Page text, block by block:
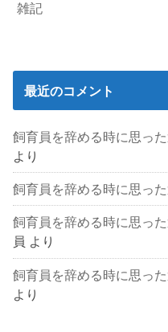
雑記
最近のコメント
飼育員を辞める時に思った
より
飼育員を辞める時に思った
飼育員を辞める時に思った
員 より
飼育員を辞める時に思った
より